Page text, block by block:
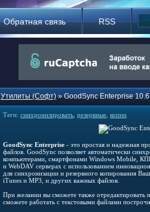
Обратная связь RSS
Утилиты (Софт)» GoodSync Enterprise
Теги: синхронизировать резервные копии
GoodSync Enterprise - это простая и надежная
файлов. GoodSync позволяет автоматически
компьютерами, смартфонами Windows Mobile,
и WebDAV серверах с использованием
для синхронизации и резервного копирования
iTunes и MP3, и других важных файлов.
При желании вы сможете также отредактировать
сможете работать с текстовыми файлами